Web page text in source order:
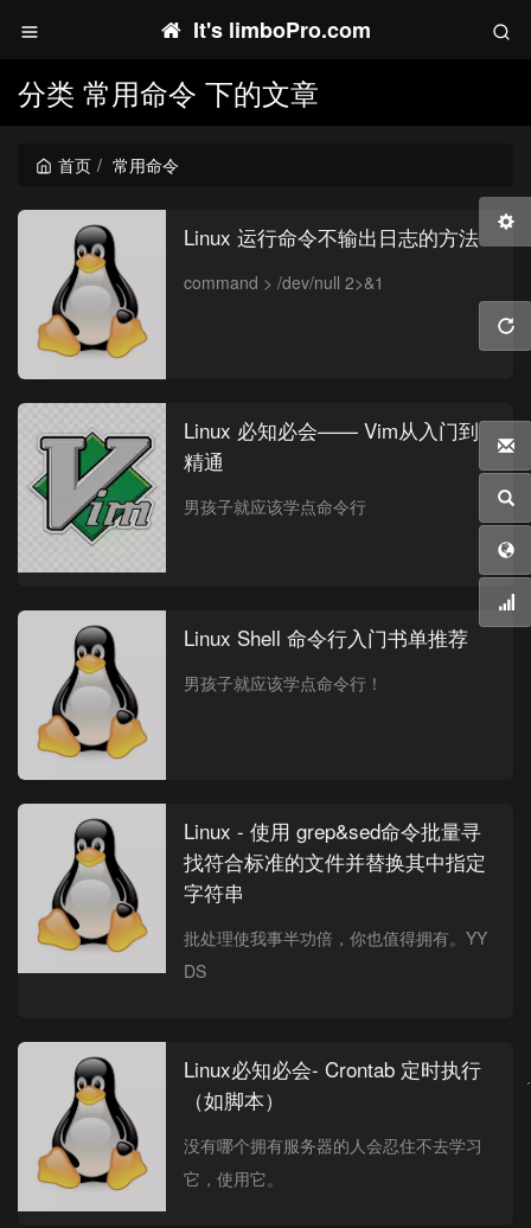
It's limboPro.com
分类 常用命令 下的文章
首页 常用命令
Linux 运行命令不输出日志的方法
command > /dev/null 2>&1
Linux 必知必会—— Vim从入门到
精通
男孩子就应该学点命令行
Linux Shell 命令行入门书单推荐
男孩子就应该学点命令行！
Linux - 使用 grep&sed命令批量寻
找符合标准的文件并替换其中指定
字符串
批处理使我事半功倍，你也值得拥有。YY
DS
Linux必知必会- Crontab 定时执行
（如脚本）
没有哪个拥有服务器的人会忍住不去学习
它，使用它。